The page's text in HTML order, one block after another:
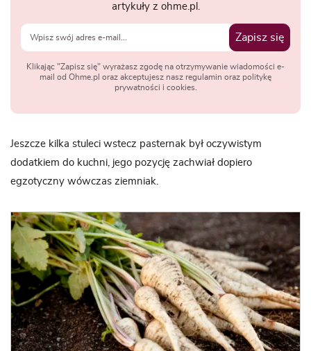
artykuły z ohme.pl.
Zapisz się
Klikając "Zapisz się" wyrażasz zgodę na otrzymywanie wiadomości e-
mail od Ohme.pl oraz akceptujesz nasz regulamin oraz politykę
prywatności i cookies.
Jeszcze kilka stuleci wstecz pasternak był oczywistym
dodatkiem do kuchni, jego pozycję zachwiał dopiero
egzotyczny wówczas ziemniak.